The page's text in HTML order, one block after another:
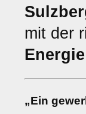
mit der
Energie
„Ein